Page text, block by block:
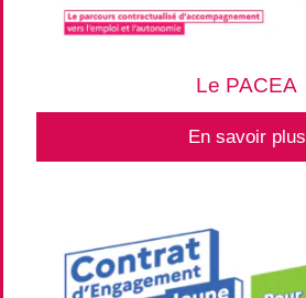
Le PACEA
En savoir plus